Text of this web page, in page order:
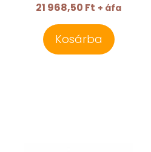
21 968,50 Ft + áfa
Kosárba